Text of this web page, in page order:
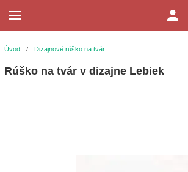
Úvod / Dizajnové rúško na tvár
Rúško na tvár v dizajne Lebiek